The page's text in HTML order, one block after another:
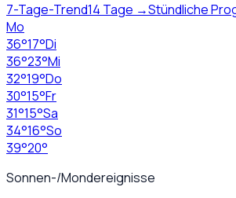
7-Tage-Trend14 Tage →Stündliche
Mo
36°17°Di
36°23°Mi
32°19°Do
30°15°Fr
31°15°Sa
34°16°So
39°20°
Sonnen-/Mondereignisse